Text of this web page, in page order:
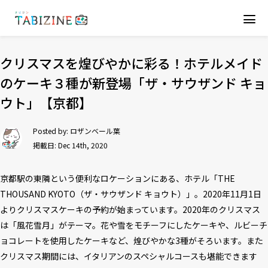
クリスマスを煌びやかに彩る！ホテルメイド
のケーキ３種が新登場「ザ・サウザンド キョ
ウト」【京都】
Posted by: ロザンベール葉
掲載日: Dec 14th, 2020
京都駅の東隣という便利なロケーションにある、ホテル「THE
THOUSAND KYOTO（ザ・サウザンド キョウト）」。2020年11月1日
よりクリスマスケーキの予約が始まっています。2020年のクリスマス
は「風花雪月」がテーマ。花や雪をモチーフにしたケーキや、ルビーチ
ョコレートを使用したケーキなど、煌びやかな3種がそろいます。また
クリスマス期間には、イタリアンのスペシャルコースも堪能できます